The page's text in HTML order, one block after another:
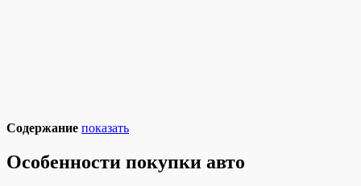
Содержание показать
Особенности покупки авто